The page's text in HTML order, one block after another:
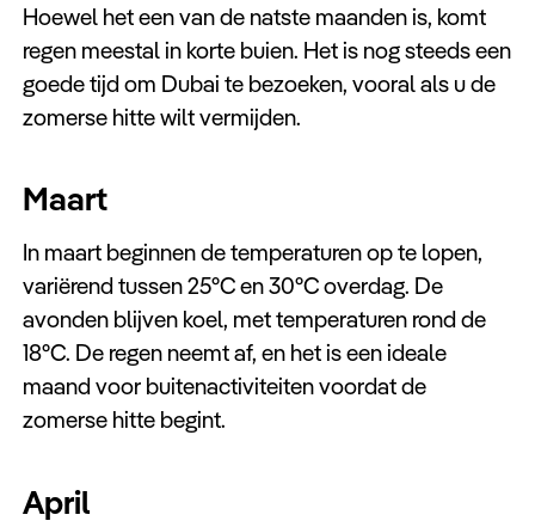
Hoewel het een van de natste maanden is, komt
regen meestal in korte buien. Het is nog steeds een
goede tijd om Dubai te bezoeken, vooral als u de
zomerse hitte wilt vermijden.
Maart
In maart beginnen de temperaturen op te lopen,
variërend tussen 25°C en 30°C overdag. De
avonden blijven koel, met temperaturen rond de
18°C. De regen neemt af, en het is een ideale
maand voor buitenactiviteiten voordat de
zomerse hitte begint.
April